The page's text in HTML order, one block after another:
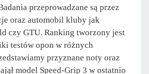
przeprowadzane są przez
oraz automobil kluby jak
czy GTU. Ranking tworzony jest
testów opon w różnych
przyznane noty oraz
model Speed-Grip 3 w ostatnio